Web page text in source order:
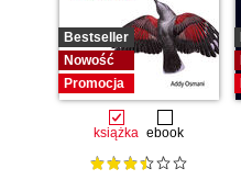
Bestseller
Nowość
Promocja
książka ebook